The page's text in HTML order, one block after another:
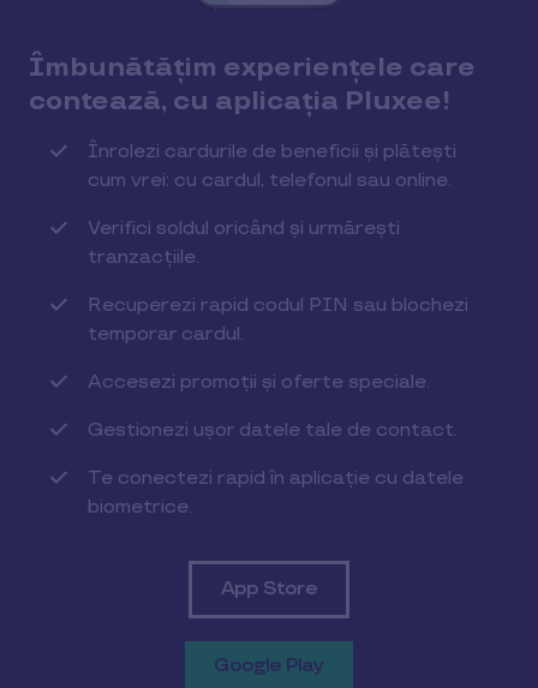
Îmbunătățim experiențele care
contează, cu aplicația Pluxee!
Înrolezi cardurile de beneficii și plătești
cum vrei: cu cardul, telefonul sau online.
Verifici soldul oricând și urmărești
tranzacțiile.
Recuperezi rapid codul PIN sau blochezi
temporar cardul.
Accesezi promoții și oferte speciale.
Gestionezi ușor datele tale de contact.
Te conectezi rapid în aplicație cu datele
biometrice.
App Store
Google Play